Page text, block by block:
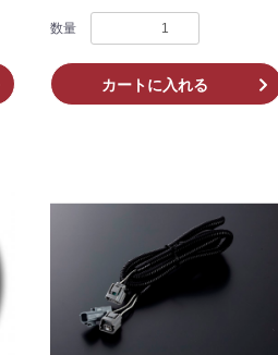
ラック 純正3連サイズ
数量
カートに入れる